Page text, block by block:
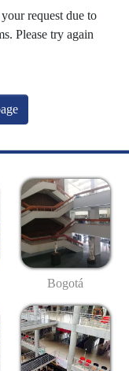
request due to
Please try again
Bogotá